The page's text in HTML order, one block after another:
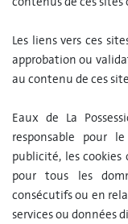
Les liens vers ces
approbation ou
au contenu de ces
Eaux de La
responsable pour
publicité, les
pour tous les
consécutifs ou en
services ou données